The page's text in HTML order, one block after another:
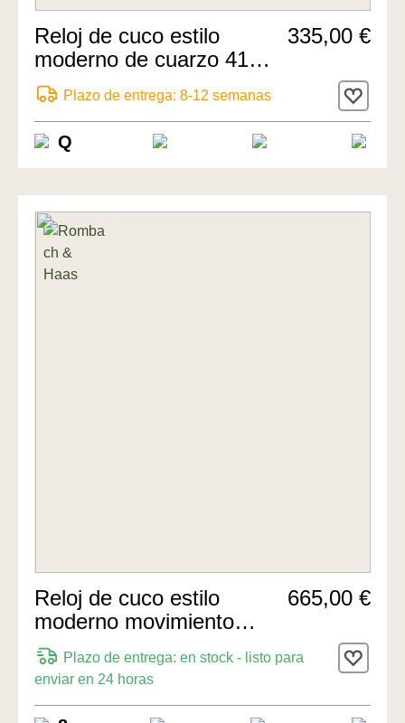
Reloj de cuco estilo
moderno de cuarzo 41cm
de Leopolt
335,00 €
Plazo de entrega: 8-12 semanas
Q
Reloj de cuco estilo
moderno movimiento
mecánico de 8 días
31cm de Rombach &
Haas
665,00 €
Plazo de entrega: en stock - listo para
enviar en 24 horas